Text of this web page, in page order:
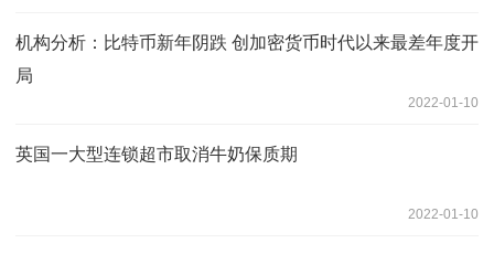
机构分析：比特币新年阴跌 创加密货币时代以来最差年度开
局
2022-01-10
英国一大型连锁超市取消牛奶保质期
2022-01-10